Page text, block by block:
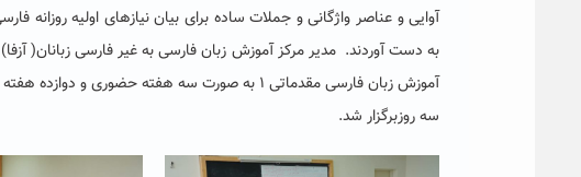
آوایی و عناصر واژگانی و جملات ساده برای بیان نیازهای اولیه روزانه
به دست آوردند. مدیر مرکز آموزش زبان فارسی به غیر فارسی زبانان(
آموزش زبان فارسی مقدماتی ۱ به صورت سه هفته
سه روزبرگزار شد.